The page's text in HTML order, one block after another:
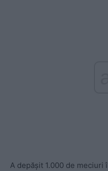
A depășit 1.000 de